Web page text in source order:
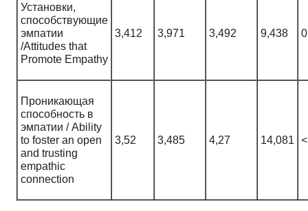
Установки,
способствующие
эмпатии
/Attitudes that
Promote Empathy
3,412 3,971 3,492 9,438
Проникающая
способность в
эмпатии / Ability
to foster an open
and trusting
empathic
connection
3,52 3,485 4,27 14,081